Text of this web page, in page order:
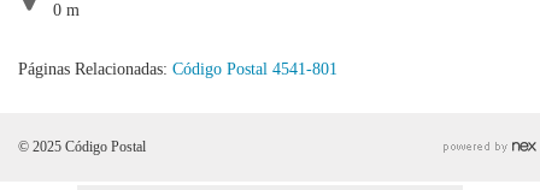
0 m
Páginas Relacionadas: Código Postal 4541-801
© 2025 Código Postal